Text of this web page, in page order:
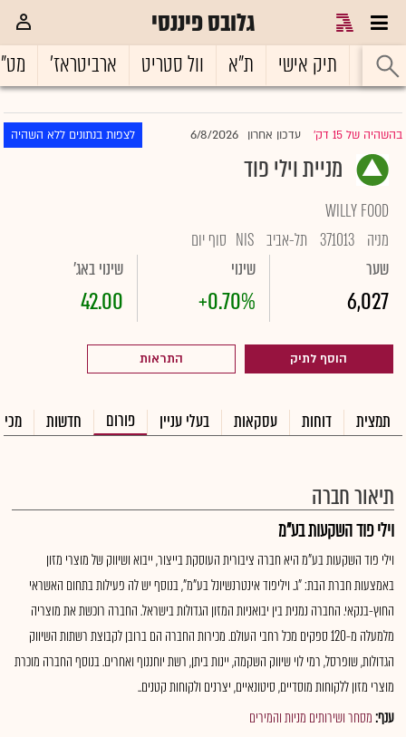
גלובס פיננסי
ראשי תיק אישי ת"א וול סטריט ארביטראז'
בהשהיה של 15 דק' |עדכון אחרון 6/8/2026 לצפות בנתונים ללא השהיה
מניית וילי פוד
WILLY FOOD
מניה 371013 תל-אביב NIS סוף יום
שער
6,027
שינוי
+0.70%
שינוי באג'
42.00
הוסף לתיק התראות
תמצית דוחות עסקאות בעלי עניין פורום חדשות
תיאור חברה
וילי פוד השקעות בע"מ
וילי פוד השקעות בע"מ היא חברה ציבורית העוסקת בייצור, ייבוא ושיווק של מוצרי מזון
באמצעות חברת הבת: "ג. ויליפוד אינטרנשיונל בע"מ", בנוסף יש לה פעילות בתחום האשראי
החוץ-בנקאי. החברה נמנית בין יבואניות המזון הגדולות בישראל. החברה רוכשת את מוצריה
מלמעלה מ-120 ספקים מכל רחבי העולם. מכירות החברה הם ברובן לקבוצת רשתות השיווק
הגדולות, שופרסל, רמי לוי שיווק השקמה, יינות ביתן, רשת יוחננוף ואחרים. בנוסף החברה מוכרת
מוצרי מזון ללקוחות מוסדיים, סיטונאיים, יצרנים ולקוחות קטנים..
ענף:מסחר ושירותים מניות והמירים